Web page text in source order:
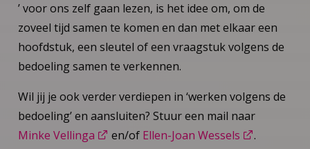
’ voor ons zelf gaan lezen, is het idee om, om de
zoveel tijd samen te komen en dan met elkaar een
hoofdstuk, een sleutel of een vraagstuk volgens de
bedoeling samen te verkennen.
Wil jij je ook verder verdiepen in ‘werken volgens de
bedoeling’ en aansluiten? Stuur een mail naar
Minke Vellinga
en/of Ellen-Joan Wessels .